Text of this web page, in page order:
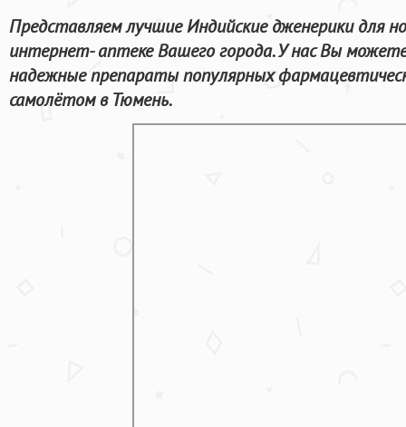
Представляем лучшие Индийские дженерики для
интернет- аптеке Вашего города. У нас Вы
надежные препараты популярных
самолётом в Тюмень.